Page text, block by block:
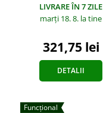
LIVRARE ÎN 7 ZILE
marți 18. 8. la tine
321,75 lei
DETALII
Funcțional